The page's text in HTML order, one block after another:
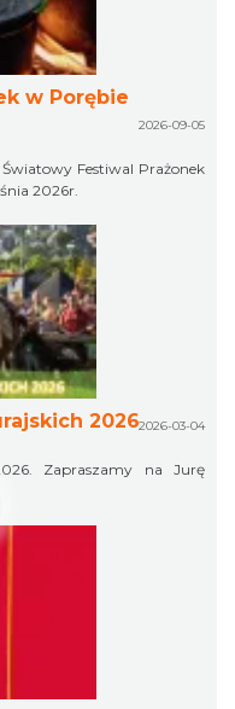
w Porębie
2026-09-05
Festiwal Prażonek
2026r.
20262026-03-04
Zapraszamy na Jurę